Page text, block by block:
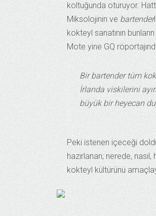
koltuğunda oturuyor.
Miksolojinin ve bartender
kokteyl sanatının
Mote yine GQ
Bir bartender tüm
İrlanda viskilerini
büyük bir heyecan
Peki istenen içeceği
hazırlanan; nerede,
kokteyl kültürünü